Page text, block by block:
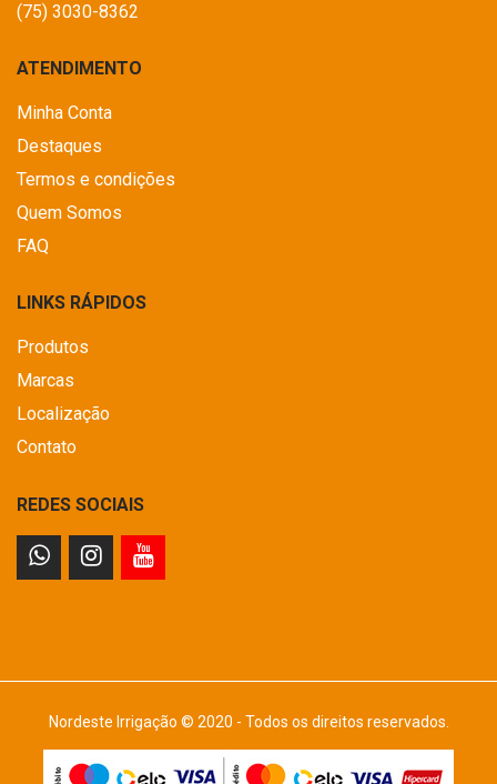
(75) 3030-8362
ATENDIMENTO
Minha Conta
Destaques
Termos e condições
Quem Somos
FAQ
LINKS RÁPIDOS
Produtos
Marcas
Localização
Contato
REDES SOCIAIS
Nordeste Irrigação © 2020 - Todos os direitos reservados.